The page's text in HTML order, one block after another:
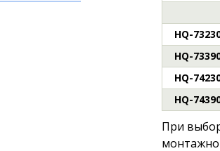
HQ-
HQ-
HQ-
HQ-
При